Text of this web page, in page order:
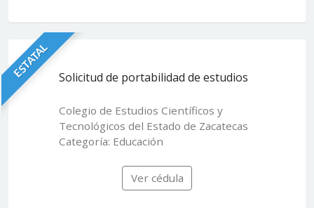
ESTATAL Solicitud de portabilidad de estudios
Colegio de Estudios Científicos y
Tecnológicos del Estado de Zacatecas
Categoría: Educación
Ver cédula